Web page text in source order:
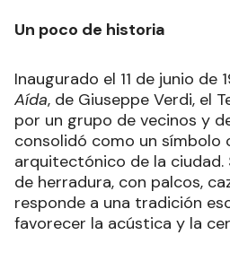
Un poco de historia
Inaugurado el 11 de junio de
Aída, de Giuseppe Verdi, el
por un grupo de vecinos y
consolidó como un símbolo
arquitectónico de la ciudad.
de herradura, con palcos,
responde a una tradición
favorecer la acústica y la